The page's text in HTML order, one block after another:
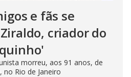
e fãs se
criador do
morreu, aos 91 anos, de
no Rio de Janeiro